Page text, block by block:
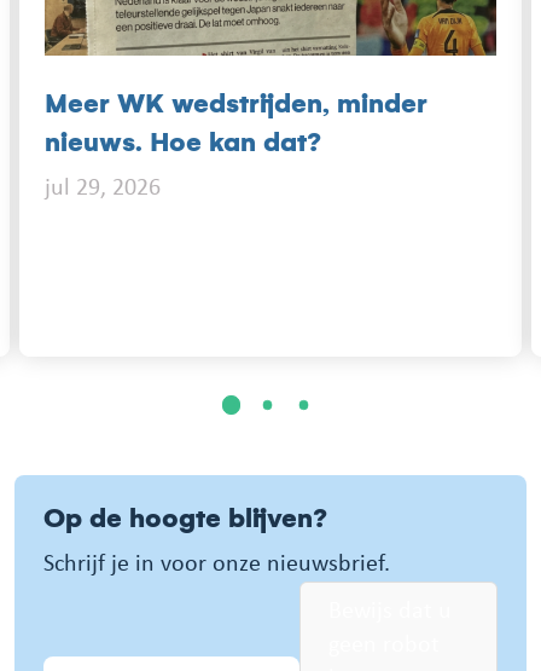
Meer WK wedstrijden, minder
nieuws. Hoe kan dat?
jul 29, 2026
1 2 3
Op de hoogte blijven?
Schrijf je in voor onze nieuwsbrief.